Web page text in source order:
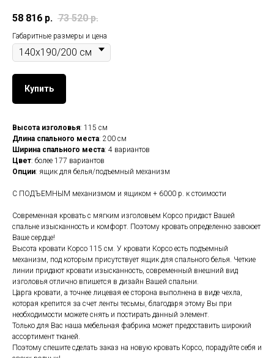
58 816 р. 73 520 р.
Габаритные размеры и цена
Купить
Высота изголовья: 115 см
Длина спального места: 200 см
Ширина спального места: 4 вариантов
Цвет: более 177 вариантов
Опции: ящик для белья/подъемный механизм
С ПОДЪЕМНЫМ механизмом и ящиком + 6000 р. к стоимости
Современная кровать с мягким изголовьем Корсо придаст Вашей
спальне изысканность и комфорт. Поэтому кровать определенно завоюет
Ваше сердце!
Высота кровати Корсо 115 см. У кровати Корсо есть подъемный
механизм, под которым присутствует ящик для спального белья. Четкие
линии придают кровати изысканность, современный внешний вид
изголовья отлично впишется в дизайн Вашей спальни.
Царга кровати, а точнее лицевая ее сторона выполнена в виде чехла,
которая крепится за счет ленты тесьмы, благодаря этому Вы при
необходимости можете снять и постирать данный элемент.
Только для Вас наша мебельная фабрика может предоставить широкий
ассортимент тканей.
Поэтому спешите сделать заказ на новую кровать Корсо, порадуйте себя и